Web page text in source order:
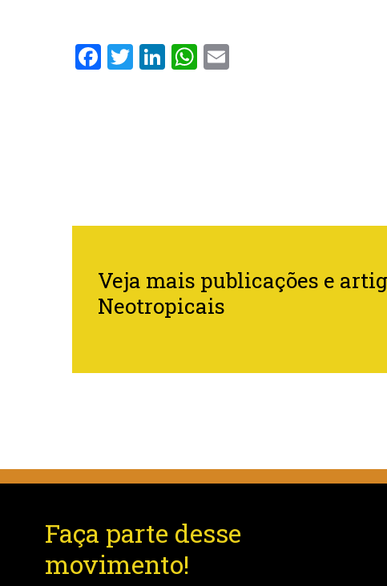
Facebook
Twitter
LinkedInWhatsApp
Veja mais publicações e
Neotropicais
Faça parte desse
movimento!